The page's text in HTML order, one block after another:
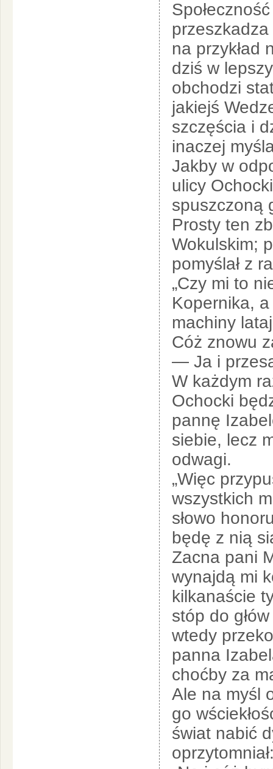
na przykład
dziś w
obchodzi
jakiejś
szczęścia i
inaczej
Jakby w
ulicy
spuszczoną
Prosty ten
Wokulskim;
pomyślał z
„Czy mi to
Kopernika,
machiny
Cóż znowu
— Ja i
W każdym
Ochocki
pannę
siebie, lecz
odwagi.
„Więc
wszystkich
słowo
będę z nią
Zacna pani
wynajdą mi
kilkanaście
stóp do
wtedy
panna
choćby za
Ale na myśl
go
świat nabić